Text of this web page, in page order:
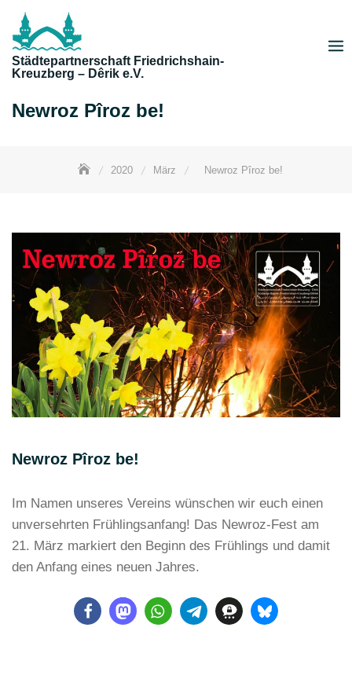
content
Städtepartnerschaft Friedrichshain-
Kreuzberg – Dêrik e.V.
Newroz Pîroz be!
2020 März Newroz Pîroz be!
Newroz Pîroz be!
Im Namen unseres Vereins wünschen wir euch einen
unversehrten Frühlingsanfang! Das Newroz-Fest am
21. März markiert den Beginn des Frühlings und damit
den Anfang eines neuen Jahres.